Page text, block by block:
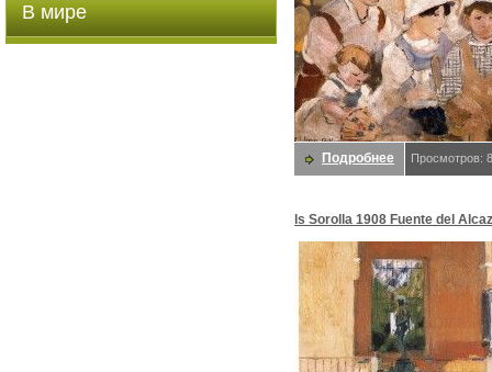
В мире
Подробнее Просмотров:
ls Sorolla 1908 Fuente del
Sevilla. Хоакин Sorolla